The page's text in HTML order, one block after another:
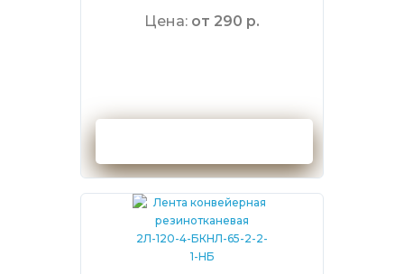
Цена: от 290 р.